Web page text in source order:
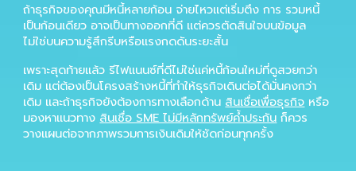
ถ้าธุรกิจของคุณมีหนี้หลายก้อน จ่ายไหวแต่เริ่มตึง การ รวมหนี้
เป็นก้อนเดียว อาจเป็นทางออกที่ดี แต่ควรตัดสินใจบนข้อมูล
ไม่ใช่บนความรู้สึกรีบหรือแรงกดดันระยะสั้น
เพราะสุดท้ายแล้ว รีไฟแนนซ์ที่ดีไม่ใช่แค่หนี้ก้อนใหม่ที่ดูสวยกว่า
เดิม แต่ต้องเป็นโครงสร้างหนี้ที่ทำให้ธุรกิจเดินต่อได้มั่นคงกว่า
เดิม และถ้าธุรกิจยังต้องการทางเลือกด้าน สินเชื่อเพื่อธุรกิจ หรือ
มองหาแนวทาง สินเชื่อ SME ไม่มีหลักทรัพย์ค้ำประกัน ก็ควร
วางแผนต่อจากภาพรวมการเงินเดิมให้ชัดก่อนทุกครั้ง